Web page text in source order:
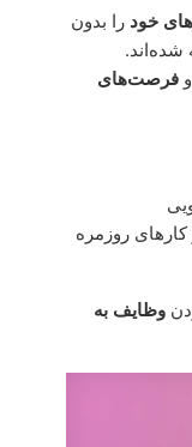
خود را بدون
شده‌اند.
فرصت‌های
کارهای روزمره
وظایف به